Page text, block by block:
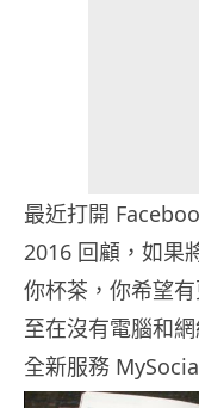
最近打開
2016 回顧，如果
你杯茶，你希望
至在沒有電腦和
全新服務